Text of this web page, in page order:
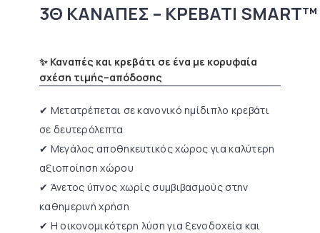
3Θ ΚΑΝΑΠΕΣ – ΚΡΕΒΑΤΙ SMART™
✨ Καναπές και κρεβάτι σε ένα με κορυφαία
σχέση τιμής–απόδοσης
✔ Μετατρέπεται σε κανονικό ημίδιπλο κρεβάτι
σε δευτερόλεπτα
✔ Μεγάλος αποθηκευτικός χώρος για καλύτερη
αξιοποίηση χώρου
✔ Άνετος ύπνος χωρίς συμβιβασμούς στην
καθημερινή χρήση
✔ Η οικονομικότερη λύση για ξενοδοχεία και